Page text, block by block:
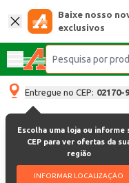
Baixe nosso
exclusivos
Entregue no CEP: 02170-
Escolha uma loja ou informe
CEP para ver ofertas da
região
INFORMAR LOCALIZAÇÃO